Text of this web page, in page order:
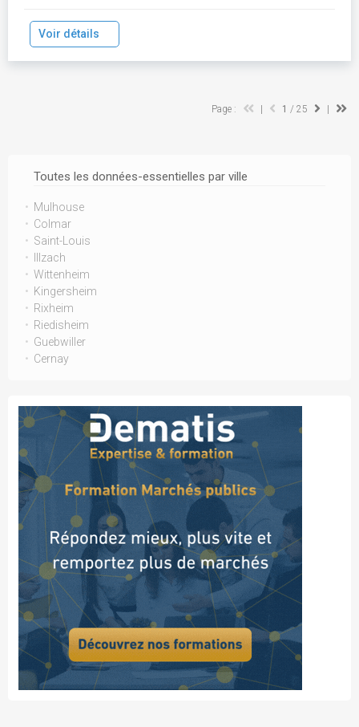
Toutes les données-essentielles par ville
Mulhouse
Colmar
Saint-Louis
Illzach
Wittenheim
Kingersheim
Rixheim
Riedisheim
Guebwiller
Cernay
Voir détails
Page : 1 / 25